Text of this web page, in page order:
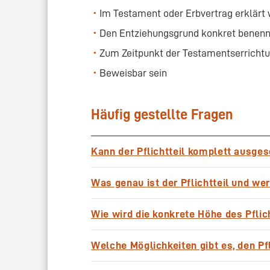
Im Testament oder Erbvertrag erklärt
Den Entziehungsgrund konkret
Zum Zeitpunkt der
Beweisbar sein
Häufig gestellte Fragen
Kann der Pflichtteil komplett
Ausschluss nicht möglich.
Was genau ist der Pflichtteil und
Nachlasses dar. Diesen Anspruch
machen, wenn sie durch Testament
wurden. Das Pflichtteilsrecht steht
und Urenkeln, sowie dem Ehegatten
Wie wird die konkrete Höhe des
ermittelt, wie hoch der gesetzliche
Pflichtteil zu bestimmen. Als
Welche Möglichkeiten gibt es, den